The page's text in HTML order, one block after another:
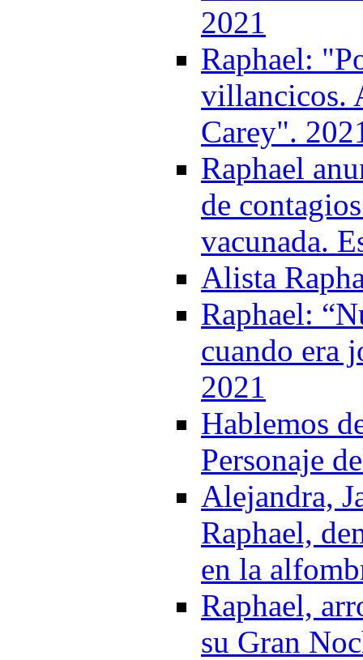
2021
Raphael:
villancicos.
Carey".
Raphael
de
vacunada.
Alista
Raphael:
cuando era
2021
Hablemos
Personaje
Alejandra,
Raphael,
en la
Raphael,
su Gran